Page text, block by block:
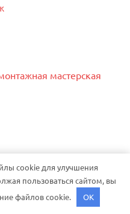
мастерская
cookie для улучшения
пользоваться сайтом, вы
файлов cookie.
OK